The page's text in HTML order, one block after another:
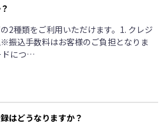
2種類をご利用いただけます。1. クレジ
振込手数料はお客様のご負担となりま
ドにつ…
はどうなりますか？